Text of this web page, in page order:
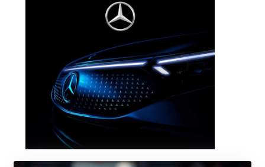
KRW 1627.677557
KWD 0.356853
KYD 0.960588
KZT 540.233287
LAK 26025.676609
LBP
103223.017367
LKR 386.635196
LRD 208.057415
LSL 18.726567
LVL 0.699335
LYD 7.331909